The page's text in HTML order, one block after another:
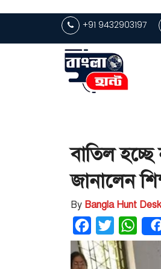
+91 9432903197
বাতিল
জানালেন
By Bangla Hunt
Facebook
Twitter